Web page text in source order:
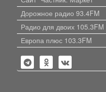
Дорожное радио 93.4FM
Радио для двоих 105.3FM
Европа плюс 103.3FM